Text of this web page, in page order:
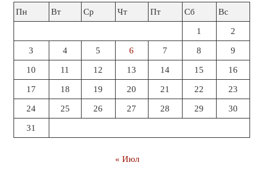
Пн
Вт Ср Чт Пт Сб Вс
1 2
3 4 5 6 7 8 9
10 11 12 13 14 15 16
17 18 19 20 21 22 23
24 25 26 27 28 29 30
31
« Июл